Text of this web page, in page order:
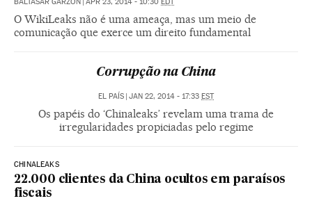
BALTASAR GARZÓN APR 23, 2014 - 10:30 EDT
O WikiLeaks não é uma ameaça, mas um meio de
comunicação que exerce um direito fundamental
Corrupção na China
EL PAÍS JAN 22, 2014 - 17:33 EST
Os papéis do ‘Chinaleaks’ revelam uma trama de
irregularidades propiciadas pelo regime
CHINALEAKS
22.000 clientes da China ocultos em paraísos
fiscais